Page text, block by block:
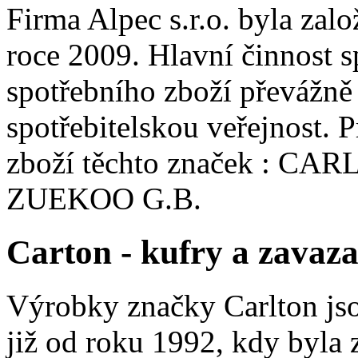
Firma Alpec s.r.o. byla
roce 2009. Hlavní činnost
spotřebního zboží
spotřebitelskou veřejnost.
zboží těchto značek :
ZUEKOO G.B.
Carton - kufry a
Výrobky značky Carlton
již od roku 1992, kdy byla